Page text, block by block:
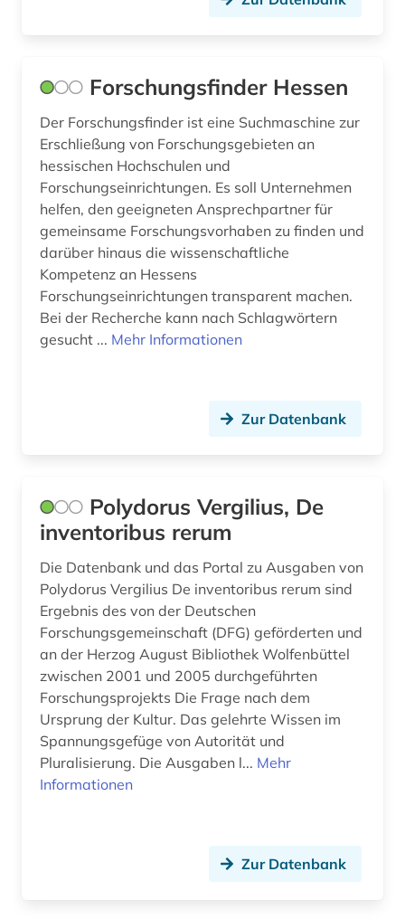
sportpolitik (1)
stadtentwicklung (1)
stadtplanung (1)
strahlung (1)
sächsische akademie der wissenschaften zu
leipzig (1)
umwelt (1)
usa (2)
video (1)
vortrag (1)
wissenschaftsgeschichte (1)
zentralinstitut für kunstgeschichte (1)
ökologie (1)
Forschungsfinder Hessen
Der Forschungsfinder ist eine Suchmaschine zur
Erschließung von Forschungsgebieten an
hessischen Hochschulen und
Forschungseinrichtungen. Es soll Unternehmen
helfen, den geeigneten Ansprechpartner für
gemeinsame Forschungsvorhaben zu finden und
darüber hinaus die wissenschaftliche
Kompetenz an Hessens
Forschungseinrichtungen transparent machen.
Bei der Recherche kann nach Schlagwörtern
gesucht ... Mehr Informationen
Zur Datenbank
Polydorus Vergilius, De
inventoribus rerum
Die Datenbank und das Portal zu Ausgaben von
Polydorus Vergilius De inventoribus rerum sind
Ergebnis des von der Deutschen
Forschungsgemeinschaft (DFG) geförderten und
an der Herzog August Bibliothek Wolfenbüttel
zwischen 2001 und 2005 durchgeführten
Forschungsprojekts Die Frage nach dem
Ursprung der Kultur. Das gelehrte Wissen im
Spannungsgefüge von Autorität und
Pluralisierung. Die Ausgaben l... Mehr
Informationen
Zur Datenbank